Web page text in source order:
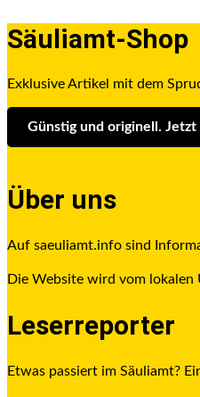
Säuliamt-Shop
Exklusive Artikel mit dem
Günstig und originell.
Über uns
Auf saeuliamt.info sind
Die Website wird vom
Leserreporter
Etwas passiert im Säuliamt?